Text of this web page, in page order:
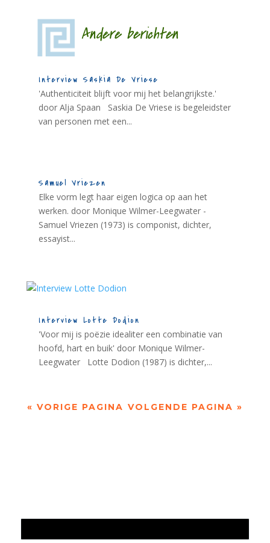
Andere berichten
Interview Saskia De Vriese
'Authenticiteit blijft voor mij het belangrijkste.'
door Alja Spaan Saskia De Vriese is begeleidster
van personen met een...
Samuel Vriezen
Elke vorm legt haar eigen logica op aan het
werken. door Monique Wilmer-Leegwater -
Samuel Vriezen (1973) is componist, dichter,
essayist...
Interview Lotte Dodion
'Voor mij is poëzie idealiter een combinatie van
hoofd, hart en buik' door Monique Wilmer-
Leegwater Lotte Dodion (1987) is dichter,...
« VORIGE PAGINA VOLGENDE PAGINA »